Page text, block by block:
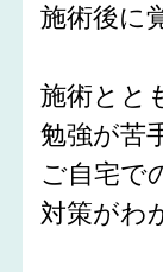
施術後に
施術とと
勉強が苦
ご自宅で
対策がわ